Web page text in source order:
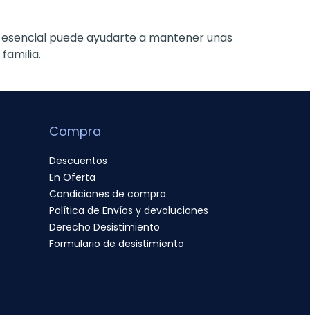
puede ayudarte a mantener unas
Compra
Descuentos
En Oferta
Condiciones de compra
Política de Envíos y devoluciones
Derecho Desistimiento
Formulario de desistimiento